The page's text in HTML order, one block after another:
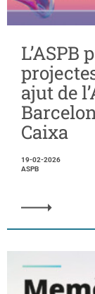
L’ASPB
ajut de
Caixa
19-02-2026
ASPB